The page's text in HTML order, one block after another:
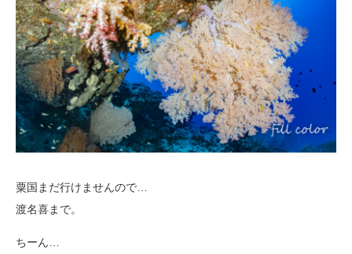
粟国まだ行けませんので…
渡名喜まで。
ちーん…